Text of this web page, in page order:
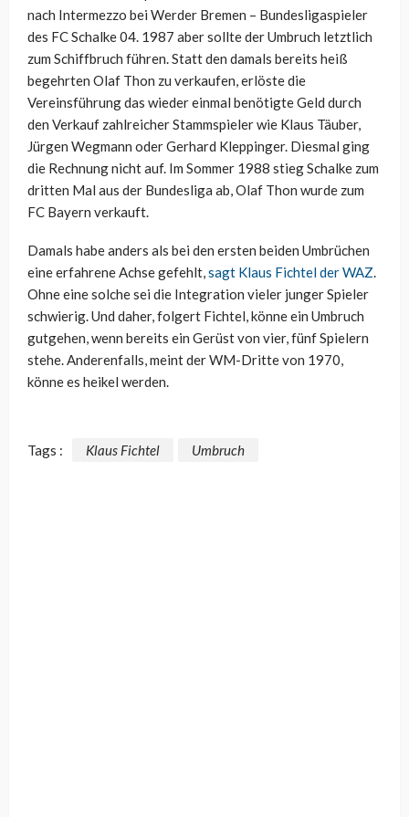
nach Intermezzo bei Werder Bremen – Bundesligaspieler
des FC Schalke 04. 1987 aber sollte der Umbruch letztlich
zum Schiffbruch führen. Statt den damals bereits heiß
begehrten Olaf Thon zu verkaufen, erlöste die
Vereinsführung das wieder einmal benötigte Geld durch
den Verkauf zahlreicher Stammspieler wie Klaus Täuber,
Jürgen Wegmann oder Gerhard Kleppinger. Diesmal ging
die Rechnung nicht auf. Im Sommer 1988 stieg Schalke zum
dritten Mal aus der Bundesliga ab, Olaf Thon wurde zum
FC Bayern verkauft.
Damals habe anders als bei den ersten beiden Umbrüchen
eine erfahrene Achse gefehlt,sagt Klaus Fichtel der WAZ.
Ohne eine solche sei die Integration vieler junger Spieler
schwierig. Und daher, folgert Fichtel, könne ein Umbruch
gutgehen, wenn bereits ein Gerüst von vier, fünf Spielern
stehe. Anderenfalls, meint der WM-Dritte von 1970,
könne es heikel werden.
Tags : Klaus Fichtel Umbruch